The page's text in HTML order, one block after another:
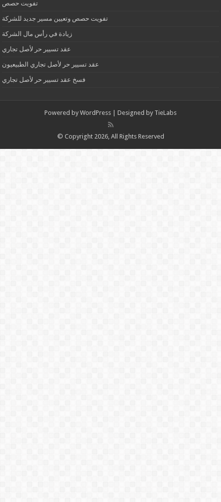
تفويت حصص
تفويت حصص وتعيين مسير جديد للشركة
زيادة في رأس مال الشركة
عقد تسيير حر لأصل تجاري
عقد تسيير حر لأصل تجاري الطبيعيون
فسخ عقد تسيير حر لأصل تجاري
Powered by WordPress | Designed by TieLabs
© Copyright 2026, All Rights Reserved